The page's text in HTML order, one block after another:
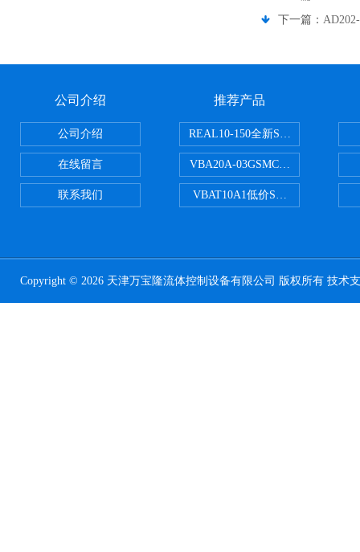
下一篇：
公司介绍
公司介绍
在线留言
联系我们
推荐产品
REAL10-150全新SMC正弦无杆缸
VBA20A-03GSMC增压阀VBA-
VBAT10A1低价SMC储气罐VBAT
Copyright © 2026 天津万宝隆流体控制设备有限公司 版权所有 技术